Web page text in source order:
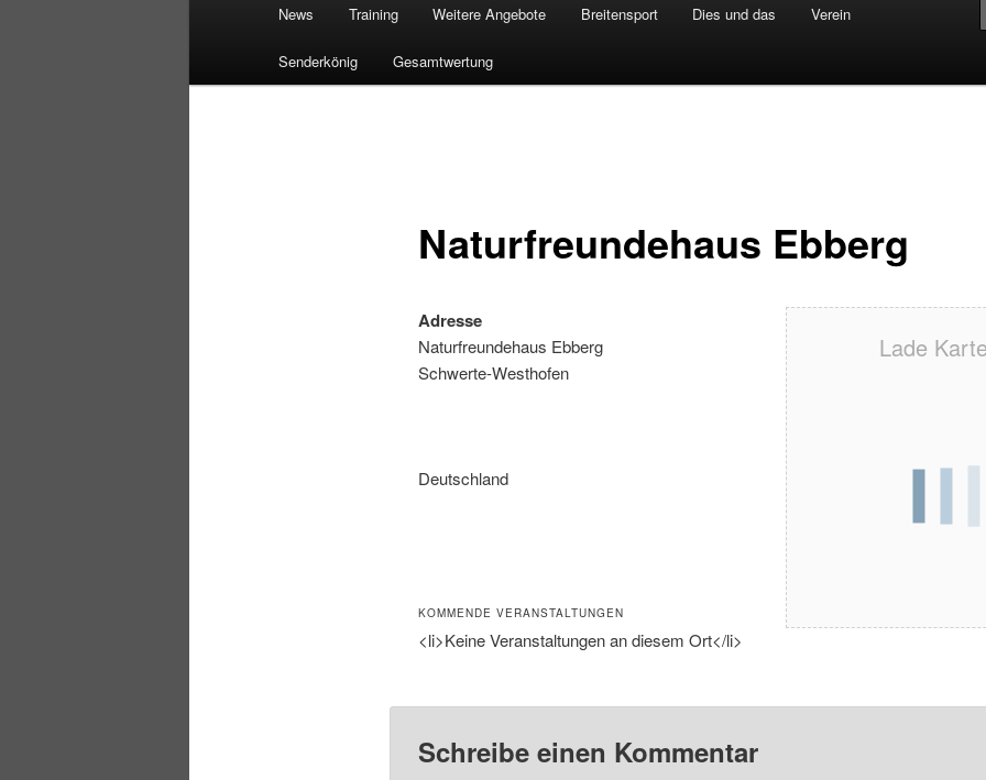
News Training Weitere Angebote Breitensport Dies und das Verein
Senderkönig Gesamtwertung
Naturfreundehaus Ebberg
Lade
Adresse
Naturfreundehaus Ebberg
Schwerte-Westhofen
Deutschland
KOMMENDE VERANSTALTUNGEN
<li>Keine Veranstaltungen an diesem Ort</li>
Schreibe einen Kommentar